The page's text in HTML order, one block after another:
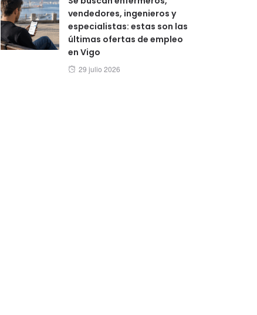
vendedores, ingenieros y
especialistas: estas son las
últimas ofertas de empleo
en Vigo
Posted
29 julio 2026